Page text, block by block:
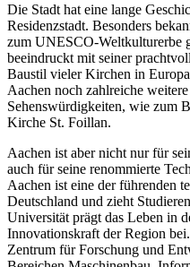
Die Stadt hat eine lange
Residenzstadt. Besonders
zum UNESCO-Weltkulturerbe
beeindruckt mit seiner
Baustil vieler Kirchen in
Aachen noch zahlreiche
Sehenswürdigkeiten, wie zum
Kirche St. Foillan.
Aachen ist aber nicht nur für
auch für seine renommierte
Aachen ist eine der führenden
Deutschland und zieht
Universität prägt das Leben in
Innovationskraft der Region
Zentrum für Forschung und